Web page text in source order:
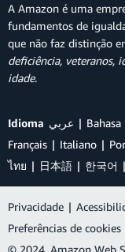
A Amazon é uma
fundamentos de
que não faz distinção
deficiência, veteranos,
idade.
Idioma عربي
Français
Italiano
ไทย
日本語 한국어
Privacidade |
Preferências de cookies
© 2024, Amazon Web